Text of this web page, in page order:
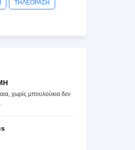
ΤΗΛΕΟΡΑΣΗ
χωρίς μπουλούκια δεν